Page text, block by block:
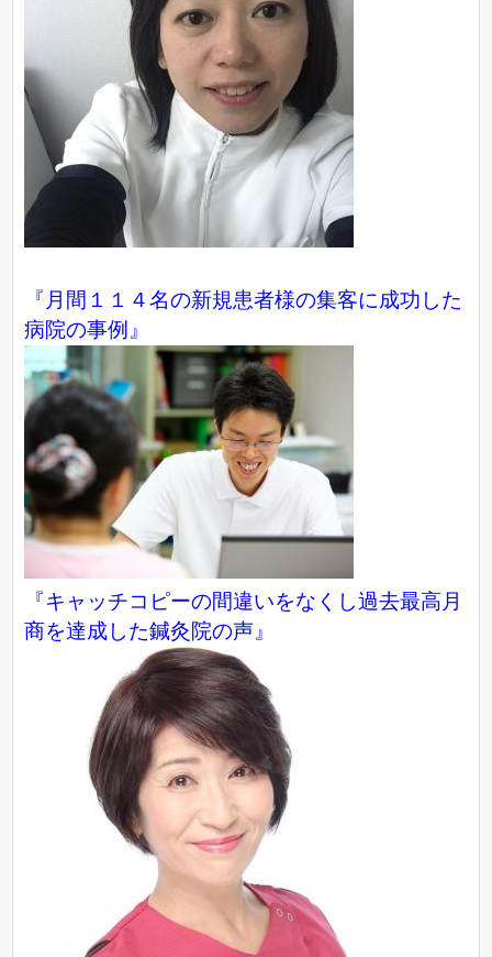
『月間１１４名の新規患者様の集客に成功した
病院の事例』
『キャッチコピーの間違いをなくし過去最高月
商を達成した鍼灸院の声』